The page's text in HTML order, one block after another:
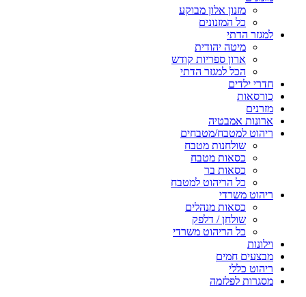
מזנון אלון מבוקע
כל המזנונים
למגזר הדתי
מיטה יהודית
ארון ספריות קודש
הכל למגזר הדתי
חדרי ילדים
כורסאות
מזרנים
ארונות אמבטיה
ריהוט למטבח/מטבחים
שולחנות מטבח
כסאות מטבח
כסאות בר
כל הריהוט למטבח
ריהוט משרדי
כסאות מנהלים
שולחן / דלפק
כל הריהוט משרדי
וילונות
מבצעים חמים
ריהוט כללי
מסגרות לפלזמה